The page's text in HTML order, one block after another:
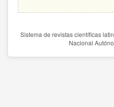
Sistema de revistas científicas
Nacional